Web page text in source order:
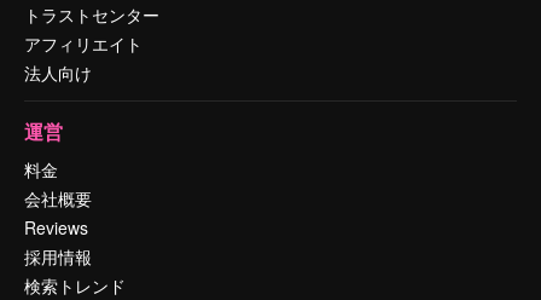
トラストセンター
アフィリエイト
法人向け
運営
料金
会社概要
Reviews
採用情報
検索トレンド